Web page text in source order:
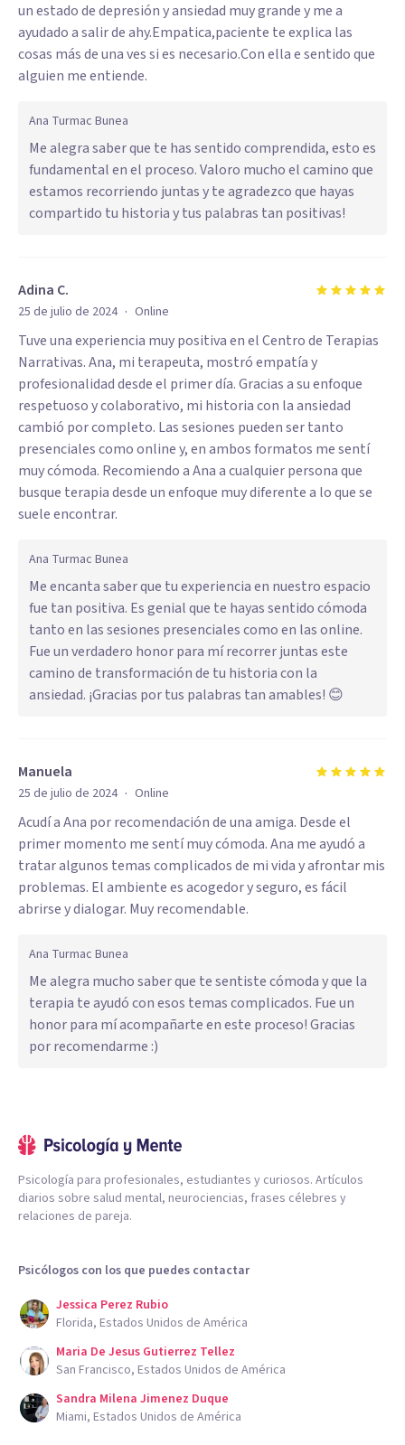
un estado de depresión y ansiedad muy grande y me a
ayudado a salir de ahy.Empatica,paciente te explica las
cosas más de una ves si es necesario.Con ella e sentido que
alguien me entiende.
Ana Turmac Bunea
Me alegra saber que te has sentido comprendida, esto es
fundamental en el proceso. Valoro mucho el camino que
estamos recorriendo juntas y te agradezco que hayas
compartido tu historia y tus palabras tan positivas!
Adina C.
25 de julio de 2024 · Online
Tuve una experiencia muy positiva en el Centro de Terapias
Narrativas. Ana, mi terapeuta, mostró empatía y
profesionalidad desde el primer día. Gracias a su enfoque
respetuoso y colaborativo, mi historia con la ansiedad
cambió por completo. Las sesiones pueden ser tanto
presenciales como online y, en ambos formatos me sentí
muy cómoda. Recomiendo a Ana a cualquier persona que
busque terapia desde un enfoque muy diferente a lo que se
suele encontrar.
Ana Turmac Bunea
Me encanta saber que tu experiencia en nuestro espacio
fue tan positiva. Es genial que te hayas sentido cómoda
tanto en las sesiones presenciales como en las online.
Fue un verdadero honor para mí recorrer juntas este
camino de transformación de tu historia con la
ansiedad. ¡Gracias por tus palabras tan amables! 😊
Manuela
25 de julio de 2024 · Online
Acudí a Ana por recomendación de una amiga. Desde el
primer momento me sentí muy cómoda. Ana me ayudó a
tratar algunos temas complicados de mi vida y afrontar mis
problemas. El ambiente es acogedor y seguro, es fácil
abrirse y dialogar. Muy recomendable.
Ana Turmac Bunea
Me alegra mucho saber que te sentiste cómoda y que la
terapia te ayudó con esos temas complicados. Fue un
honor para mí acompañarte en este proceso! Gracias
por recomendarme :)
Psicología para profesionales, estudiantes y curiosos. Artículos
diarios sobre salud mental, neurociencias, frases célebres y
relaciones de pareja.
Psicólogos con los que puedes contactar
Jessica Perez Rubio
Florida, Estados Unidos de América
Maria De Jesus Gutierrez Tellez
San Francisco, Estados Unidos de América
Sandra Milena Jimenez Duque
Miami, Estados Unidos de América